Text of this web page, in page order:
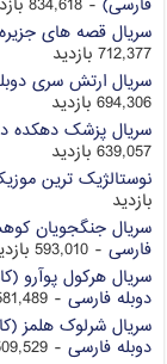
سریال قصه های
712,377 بازدید
سریال ارتش سری
694,306 بازدید
سریال پزشک دهکده
639,057 بازدید
نوستالژیک ترین
بازدید
سریال جنگجویان
فارسی - 593,010 بازدید
سریال هرکول پوآرو
دوبله فارسی - 581,489 بازدید
سریال شرلوک هلمز
دوبله فارسی - 509,529 بازدید